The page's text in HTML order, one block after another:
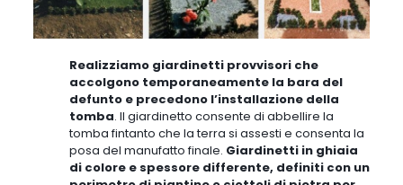
Realizziamo giardinetti provvisori che
accolgono temporaneamente la bara del
defunto e precedono l’installazione della
tomba. Il giardinetto consente di abbellire la
tomba fintanto che la terra si assesti e consenta la
posa del manufatto finale. Giardinetti in ghiaia
di colore e spessore differente, definiti con un